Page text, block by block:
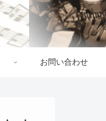
お問い合わせ